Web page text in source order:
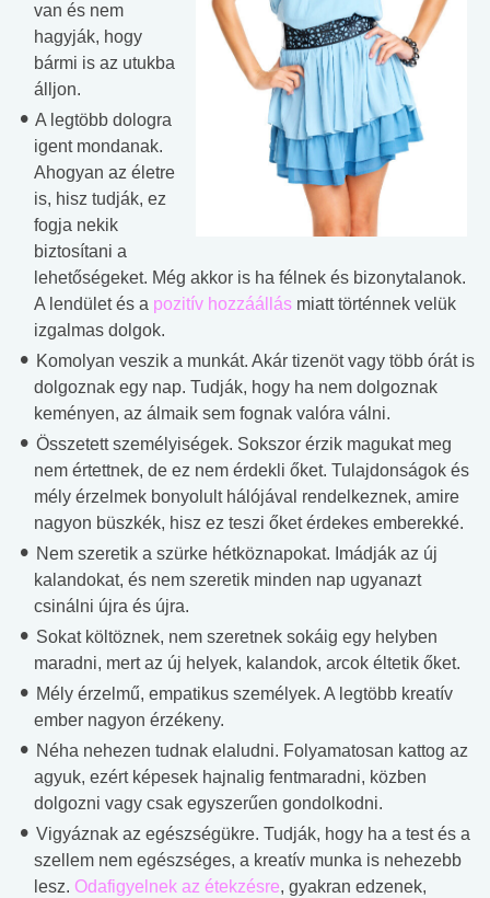
van és nem
hagyják, hogy
bármi is az utukba
álljon.
A legtöbb dologra
igent mondanak.
Ahogyan az életre
is, hisz tudják, ez
fogja nekik
biztosítani a
lehetőségeket. Még akkor is ha félnek és bizonytalanok.
A lendület és a pozitív hozzáállás miatt történnek velük
izgalmas dolgok.
Komolyan veszik a munkát. Akár tizenöt vagy több órát is
dolgoznak egy nap. Tudják, hogy ha nem dolgoznak
keményen, az álmaik sem fognak valóra válni.
Összetett személyiségek. Sokszor érzik magukat meg
nem értettnek, de ez nem érdekli őket. Tulajdonságok és
mély érzelmek bonyolult hálójával rendelkeznek, amire
nagyon büszkék, hisz ez teszi őket érdekes emberekké.
Nem szeretik a szürke hétköznapokat. Imádják az új
kalandokat, és nem szeretik minden nap ugyanazt
csinálni újra és újra.
Sokat költöznek, nem szeretnek sokáig egy helyben
maradni, mert az új helyek, kalandok, arcok éltetik őket.
Mély érzelmű, empatikus személyek. A legtöbb kreatív
ember nagyon érzékeny.
Néha nehezen tudnak elaludni. Folyamatosan kattog az
agyuk, ezért képesek hajnalig fentmaradni, közben
dolgozni vagy csak egyszerűen gondolkodni.
Vigyáznak az egészségükre. Tudják, hogy ha a test és a
szellem nem egészséges, a kreatív munka is nehezebb
lesz. Odafigyelnek az étekzésre, gyakran edzenek,